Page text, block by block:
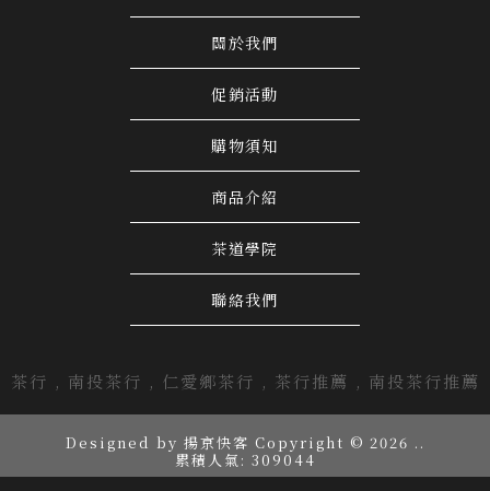
關於我們
促銷活動
購物須知
商品介紹
茶道學院
聯絡我們
茶行 南投茶行 仁愛鄉茶行 茶行推薦 南投茶行推薦
Designed by 揚京快客 Copyright © 2026 ..
累積人氣: 309044